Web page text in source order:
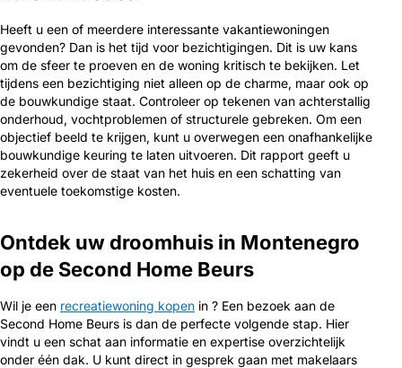
Heeft u een of meerdere interessante vakantiewoningen
gevonden? Dan is het tijd voor bezichtigingen. Dit is uw kans
om de sfeer te proeven en de woning kritisch te bekijken. Let
tijdens een bezichtiging niet alleen op de charme, maar ook op
de bouwkundige staat. Controleer op tekenen van achterstallig
onderhoud, vochtproblemen of structurele gebreken. Om een
objectief beeld te krijgen, kunt u overwegen een onafhankelijke
bouwkundige keuring te laten uitvoeren. Dit rapport geeft u
zekerheid over de staat van het huis en een schatting van
eventuele toekomstige kosten.
Ontdek uw droomhuis in Montenegro
op de Second Home Beurs
Wil je een recreatiewoning kopen in ? Een bezoek aan de
Second Home Beurs is dan de perfecte volgende stap. Hier
vindt u een schat aan informatie en expertise overzichtelijk
onder één dak. U kunt direct in gesprek gaan met makelaars